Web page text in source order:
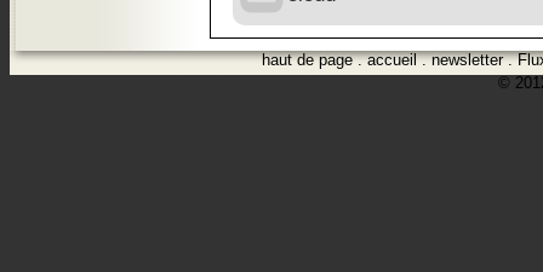
haut de page.accueil.newsletter.
©